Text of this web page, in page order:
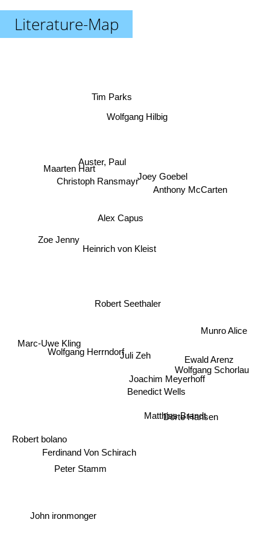
Literature-Map
Juli Zeh
Benedict Wells
Joachim Meyerhoff
Heinrich von Kleist
Robert Seethaler
Wolfgang Herrndorf
Ferdinand Von Schirach
Dörte Hansen
Auster, Paul
Matthias Brandt
Alex Capus
Christoph Ransmayr Anthony McCarten
Tim Parks
Robert bolano
Peter Stamm
Joey Goebel
Wolfgang Schorlau
Wolfgang Hilbig
Zoe Jenny
John ironmonger
Ewald Arenz
Munro Alice
Maarten Hart
Marc-Uwe Kling